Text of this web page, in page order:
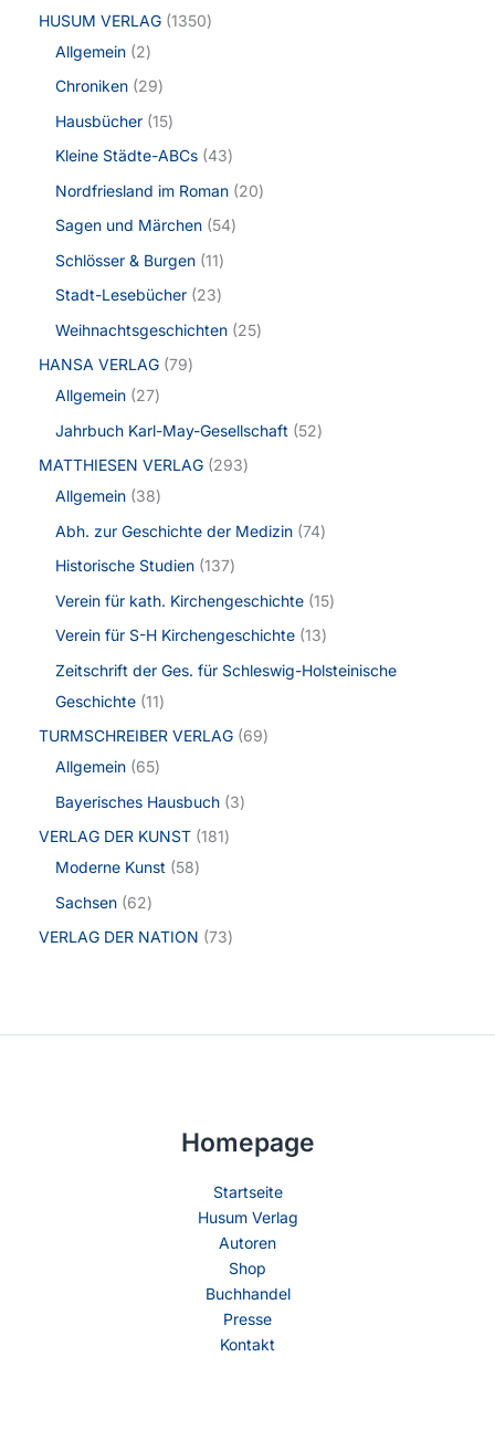
HUSUM VERLAG 1350
Allgemein 2
Chroniken 29
Hausbücher 15
Kleine Städte-ABCs 43
Nordfriesland im Roman 20
Sagen und Märchen 54
Schlösser & Burgen 11
Stadt-Lesebücher 23
Weihnachtsgeschichten 25
HANSA VERLAG 79
Allgemein 27
Jahrbuch Karl-May-Gesellschaft
52
MATTHIESEN VERLAG 293
Allgemein 38
Abh. zur Geschichte der Medizin 74
Historische Studien 137
Verein für kath. Kirchengeschichte 15
Verein für S-H Kirchengeschichte 13
Zeitschrift der Ges. für Schleswig-Holsteinische
Geschichte 11
TURMSCHREIBER VERLAG 69
Allgemein 65
Bayerisches Hausbuch 3
VERLAG DER KUNST 181
Moderne Kunst
58
Sachsen 62
VERLAG DER NATION 73
Homepage
Startseite
Husum Verlag
Autoren
Shop
Buchhandel
Presse
Kontakt